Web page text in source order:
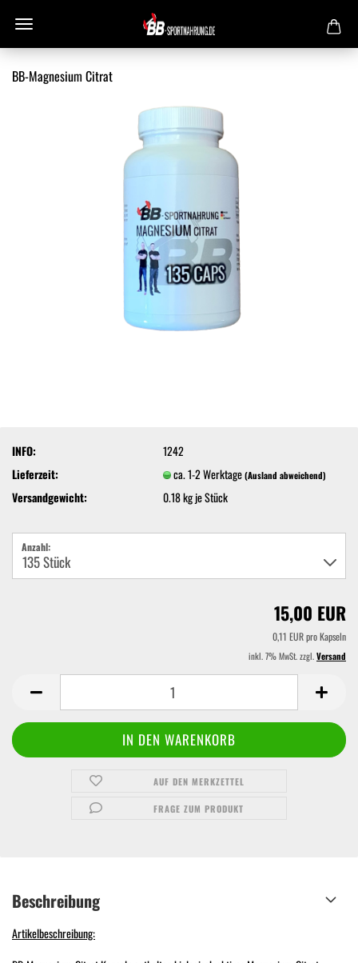
BB-Magnesium Citrat
INFO:
1242
Lieferzeit:
ca. 1-2 Werktage(Ausland abweichend)
Versandgewicht: 0.18kg je Stück
Anzahl:
15,00 EUR
0,11 EUR pro Kapseln
inkl. 7% MwSt. zzgl.Versand
AUF DEN MERKZETTEL
FRAGE ZUM PRODUKT
Beschreibung
Artikelbeschreibung: